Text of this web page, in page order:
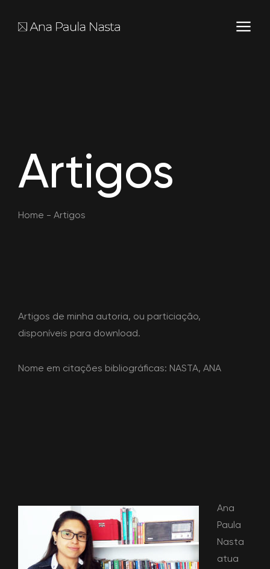
Artigos
Home - Artigos
Artigos de minha autoria, ou particiação,
disponíveis para download.
Nome em citações bibliográficas: NASTA, ANA
Ana
Paula
Nasta
atua